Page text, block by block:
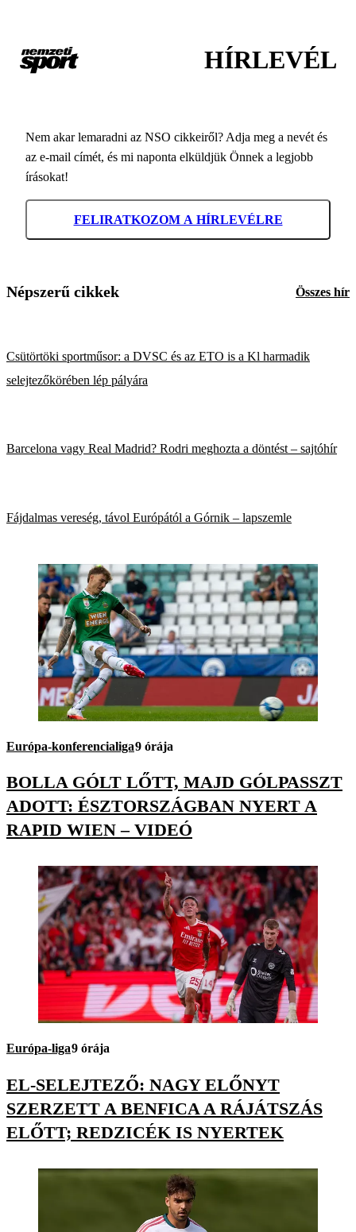
HÍRLEVÉL
Nem akar lemaradni az NSO cikkeiről? Adja meg a nevét és
az e-mail címét, és mi naponta elküldjük Önnek a legjobb
írásokat!
FELIRATKOZOM A HÍRLEVÉLRE
Népszerű cikkek Összes hír
Csütörtöki sportműsor: a DVSC és az ETO is a Kl harmadik
selejtezőkörében lép pályára
Barcelona vagy Real Madrid? Rodri meghozta a döntést – sajtóhír
Fájdalmas vereség, távol Európától a Górnik – lapszemle
Európa-konferencialiga9 órája
BOLLA GÓLT LŐTT, MAJD GÓLPASSZT
ADOTT: ÉSZTORSZÁGBAN NYERT A
RAPID WIEN – VIDEÓ
Európa-liga9 órája
EL-SELEJTEZŐ: NAGY ELŐNYT
SZERZETT A BENFICA A RÁJÁTSZÁS
ELŐTT; REDZICÉK IS NYERTEK